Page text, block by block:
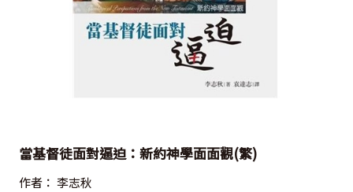
當基督徒面對逼迫：新約神學面面觀(繁)
作者： 李志秋